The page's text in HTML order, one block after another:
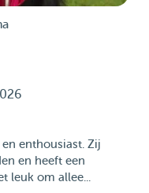
enthousiast. Zij
en heeft een
leuk om allee...